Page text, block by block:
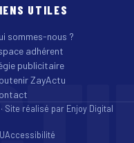
UTILES
sommes-nous ?
adhérent
publicitaire
ZayActu
Site réalisé par Enjoy Digital
Accessibilité